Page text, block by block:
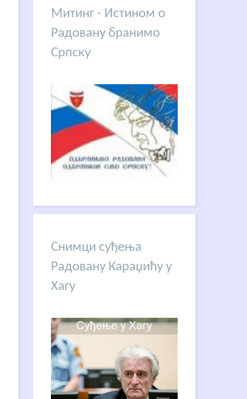
Митинг - Истином о
Радовану бранимо
Српску
Снимци суђења
Радовану Караџићу у
Хагу